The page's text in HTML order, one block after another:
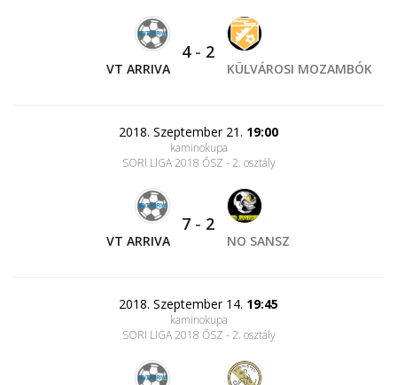
VT ARRIVA
4- 2
KÜLVÁROSI MOZAMBÓK
2018. Szeptember 21. 19:00
kaminokupa
SORI LIGA 2018 ŐSZ - 2. osztály
VT ARRIVA
7 - 2
NO SANSZ
2018. Szeptember 14. 19:45
kaminokupa
SORI LIGA 2018 ŐSZ - 2. osztály